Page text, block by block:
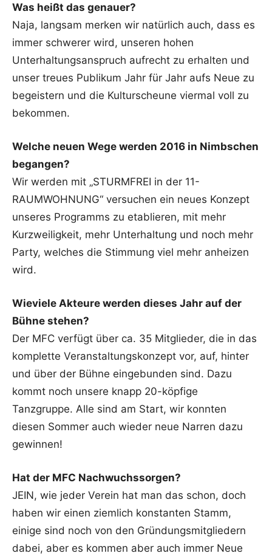
Was heißt das genauer?
Naja, langsam merken wir natürlich auch, dass es
immer schwerer wird, unseren hohen
Unterhaltungsanspruch aufrecht zu erhalten und
unser treues Publikum Jahr für Jahr aufs Neue zu
begeistern und die Kulturscheune viermal voll zu
bekommen.
Welche neuen Wege werden 2016 in Nimbschen
begangen?
Wir werden mit „STURMFREI in der 11-
RAUMWOHNUNG“ versuchen ein neues Konzept
unseres Programms zu etablieren, mit mehr
Kurzweiligkeit, mehr Unterhaltung und noch mehr
Party, welches die Stimmung viel mehr anheizen
wird.
Wieviele Akteure werden dieses Jahr auf der
Bühne stehen?
Der MFC verfügt über ca. 35 Mitglieder, die in das
komplette Veranstaltungskonzept vor, auf, hinter
und über der Bühne eingebunden sind. Dazu
kommt noch unsere knapp 20-köpfige
Tanzgruppe. Alle sind am Start, wir konnten
diesen Sommer auch wieder neue Narren dazu
gewinnen!
Hat der MFC Nachwuchssorgen?
JEIN, wie jeder Verein hat man das schon, doch
haben wir einen ziemlich konstanten Stamm,
einige sind noch von den Gründungsmitgliedern
dabei, aber es kommen aber auch immer Neue